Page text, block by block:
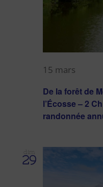
De la forêt de
l’Écosse – 2
randonnée
15 mars
dim
29